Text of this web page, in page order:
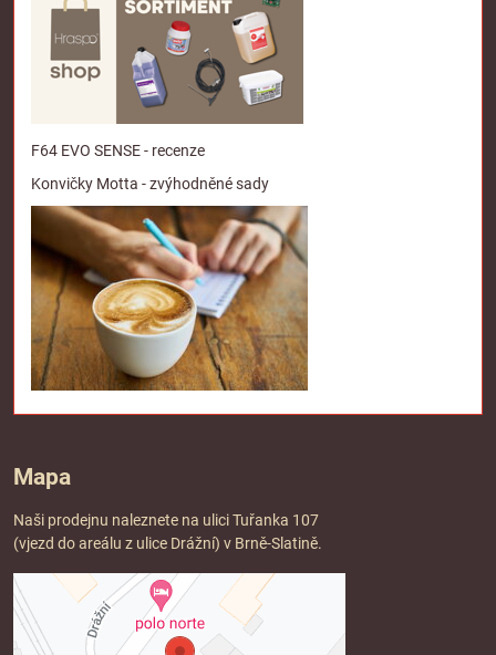
F64 EVO SENSE - recenze
Konvičky Motta - zvýhodněné sady
Mapa
Naši prodejnu naleznete na ulici Tuřanka 107
(vjezd do areálu z ulice Drážní) v Brně-Slatině.